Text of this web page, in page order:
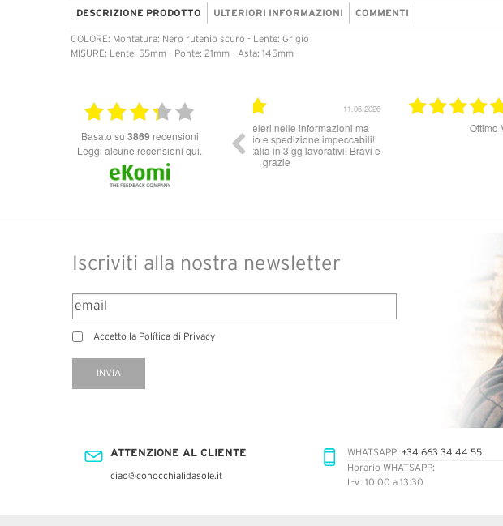
DESCRIZIONE PRODOTTO ULTERIORI INFORMAZIONI COMMENTI
COLORE: Montatura: Nero rutenio scuro - Lente: Grigio
MISURE: Lente: 55mm - Ponte: 21mm - Asta: 145mm
basato su 3869 recensioni
Leggi alcune recensioni qui.
31.03.2026
Buon prodotto, tutto ok
Iscriviti alla nostra newsletter
Accetto la Política di Privacy
INVIA
ATTENZIONE AL CLIENTE
ciao@conocchialidasole.it
WHATSAPP: +34 663 34 44 55
Horario WHATSAPP:
L-V: 10:00 a 13:30